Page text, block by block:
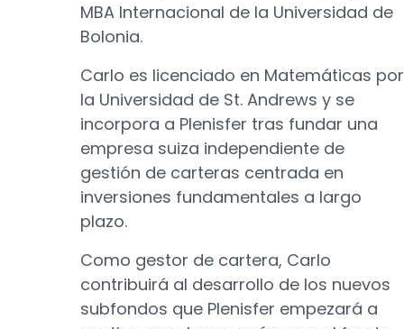
MBA Internacional de la Universidad de
Bolonia.
Carlo es licenciado en Matemáticas por
la Universidad de St. Andrews y se
incorpora a Plenisfer tras fundar una
empresa suiza independiente de
gestión de carteras centrada en
inversiones fundamentales a largo
plazo.
Como gestor de cartera, Carlo
contribuirá al desarrollo de los nuevos
subfondos que Plenisfer empezará a